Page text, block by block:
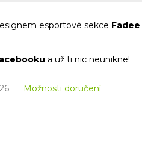
Možnosti doručení
esportové sekce Fadee
a už ti nic neunikne!